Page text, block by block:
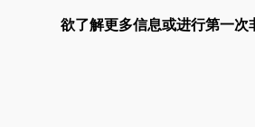
欲了解更多信息或进行第一次